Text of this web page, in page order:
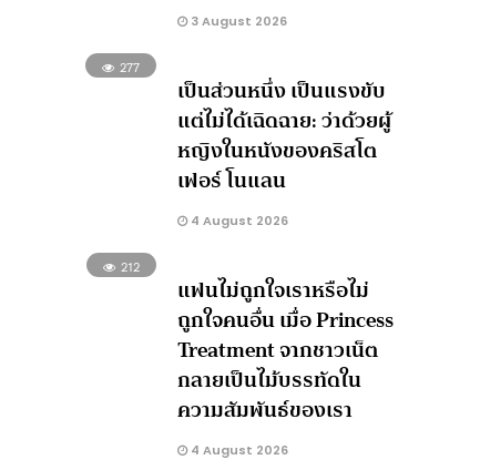
3 August 2026
277
เป็นส่วนหนึ่ง เป็นแรงขับ
แต่ไม่ได้เฉิดฉาย: ว่าด้วยผู้
หญิงในหนังของคริสโต
เฟอร์ โนแลน
4 August 2026
212
แฟนไม่ถูกใจเราหรือไม่
ถูกใจคนอื่น เมื่อ Princess
Treatment จากชาวเน็ต
กลายเป็นไม้บรรทัดใน
ความสัมพันธ์ของเรา
4 August 2026